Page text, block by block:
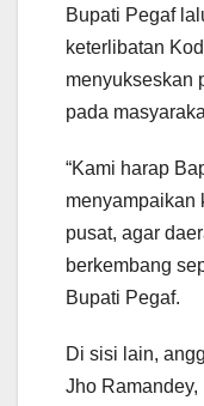
Bupati Pegaf
keterlibatan
menyukseskan
pada
“Kami harap
menyampaikan
pusat, agar
berkembang
Bupati Pegaf.
Di sisi lain,
Jho